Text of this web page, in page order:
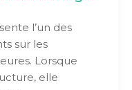
l’un des
sur les
Lorsque
elle